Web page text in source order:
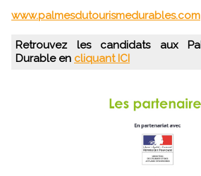
www.palmesdutourismedurables.com
Retrouvez les candidats aux Palmes du Tourisme
Durable en cliquant ICI